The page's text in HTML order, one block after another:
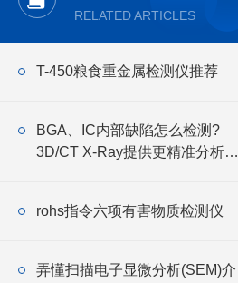
RELATED ARTICLES
T-450粮食重金属检测仪推荐
BGA、IC内部缺陷怎么检测?
3D/CT X-Ray提供更精准分析方
rohs指令六项有害物质检测仪
弄懂扫描电子显微分析(SEM)介